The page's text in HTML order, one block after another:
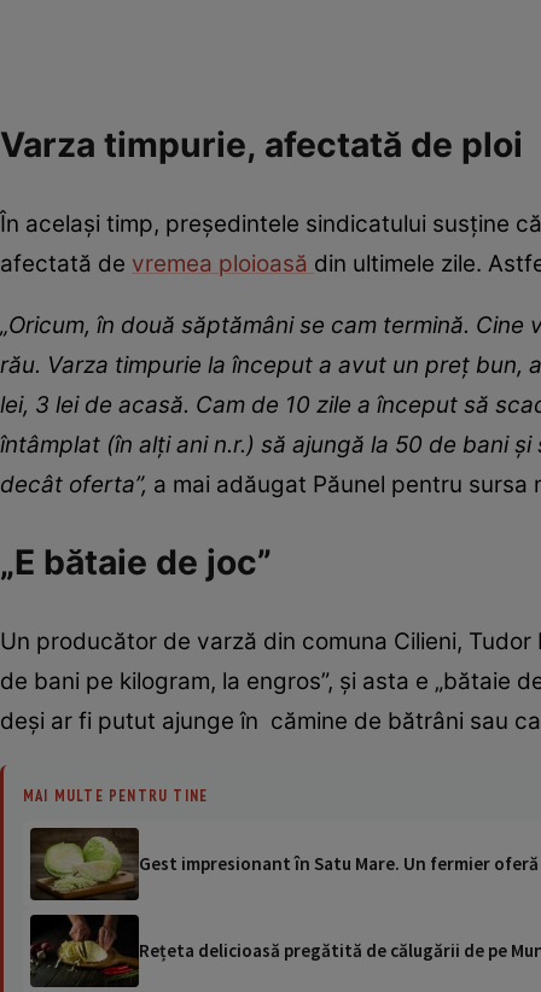
Varza timpurie, afectată de ploi
În același timp, președintele sindicatului susține
afectată de vremea ploioasă din ultimele zile.
„Oricum, în două săptămâni se cam termină.
rău. Varza timpurie la început a avut un preț bun,
lei, 3 lei de acasă. Cam de 10 zile a început să
întâmplat (în alți ani n.r.) să ajungă la 50 de bani
decât oferta”, a mai adăugat Păunel pentru sursa
„E bătaie de joc”
Un producător de varză din comuna Cilieni,
de bani pe kilogram, la engros”, și asta e „bătaie
deși ar fi putut ajunge în cămine de bătrâni sau
MAI MULTE PENTRU TINE
Gest impresionant în Satu Mare. Un fermier
Rețeta delicioasă pregătită de călugării de pe